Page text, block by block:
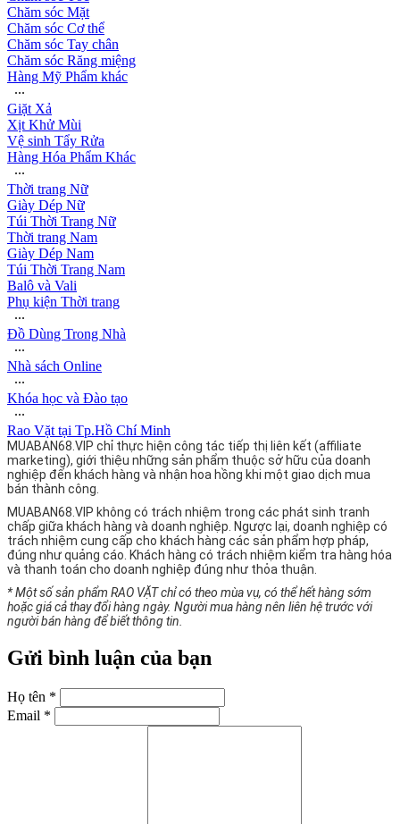
Chăm sóc Mặt
Chăm sóc Cơ thể
Chăm sóc Tay chân
Chăm sóc Răng miệng
Hàng Mỹ Phẩm khác
∙∙∙
Giặt Xả
Xịt Khử Mùi
Vệ sinh Tẩy Rửa
Hàng Hóa Phẩm Khác
∙∙∙
Thời trang Nữ
Giày Dép Nữ
Túi Thời Trang Nữ
Thời trang Nam
Giày Dép Nam
Túi Thời Trang Nam
Balô và Vali
Phụ kiện Thời trang
∙∙∙
Đồ Dùng Trong Nhà
∙∙∙
Nhà sách Online
∙∙∙
Khóa học và Đào tạo
∙∙∙
Rao Vặt tại Tp.Hồ Chí Minh
MUABAN68.VIP chỉ thực hiện công tác tiếp thị liên kết (affiliate
marketing), giới thiệu những sản phẩm thuộc sở hữu của doanh
nghiệp đến khách hàng và nhận hoa hồng khi một giao dịch mua
bán thành công.
MUABAN68.VIP không có trách nhiệm trong các phát sinh tranh
chấp giữa khách hàng và doanh nghiệp. Ngược lại, doanh nghiệp có
trách nhiệm cung cấp cho khách hàng các sản phẩm hợp pháp,
đúng như quảng cáo. Khách hàng có trách nhiệm kiểm tra hàng hóa
và thanh toán cho doanh nghiệp đúng như thỏa thuận.
* Một số sản phẩm RAO VẶT chỉ có theo mùa vụ, có thể hết hàng sớm
hoặc giá cả thay đổi hàng ngày. Người mua hàng nên liên hệ trước với
người bán hàng để biết thông tin.
Gửi bình luận của bạn
Họ tên *
Email *